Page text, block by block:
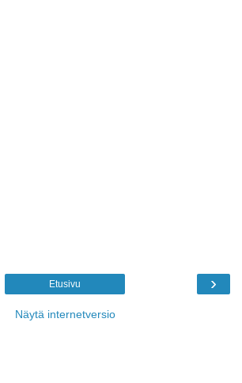
›
Etusivu
Näytä internetversio